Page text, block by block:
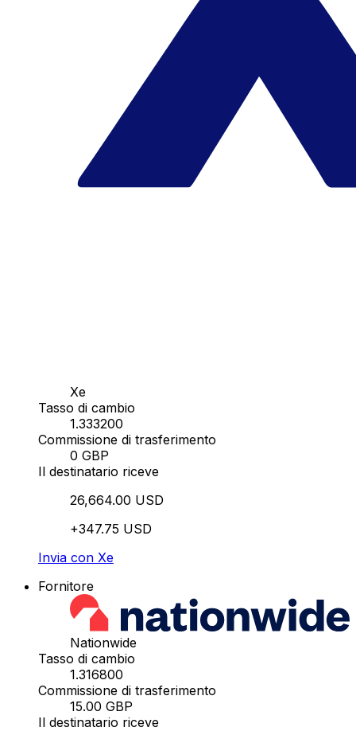
Xe
Tasso di cambio
1.333200
Commissione di trasferimento
0 GBP
Il destinatario riceve
26,664.00 USD
+347.75 USD
Invia con Xe
Fornitore
Nationwide
Tasso di cambio
1.316800
Commissione di trasferimento
15.00 GBP
Il destinatario riceve